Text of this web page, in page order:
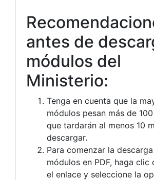
antes de
módulos del
Ministerio:
Tenga en cuenta que la
módulos pesan más de
que tardarán al menos 10
descargar.
Para comenzar la
módulos en PDF, haga clic
el enlace y seleccione la